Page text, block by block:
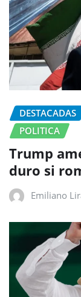
DESTACADAS
POLITICA
Trump
duro si
Emiliano